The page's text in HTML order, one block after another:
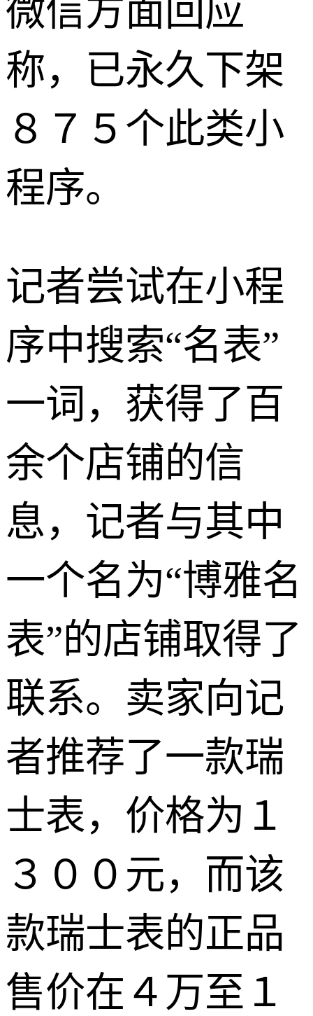
微信方面回应
称，已永久下架
８７５个此类小
程序。
记者尝试在小程
序中搜索“名表”
一词，获得了百
余个店铺的信
息，记者与其中
一个名为“博雅名
表”的店铺取得了
联系。卖家向记
者推荐了一款瑞
士表，价格为１
３００元，而该
款瑞士表的正品
售价在４万至１